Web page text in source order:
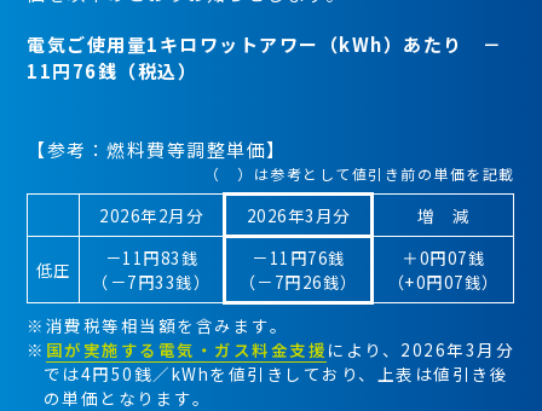
電気ご使用量1キロワットアワー（kWh）あたり －
11円76銭（税込）
【参考：燃料費等調整単価】
（ ）は参考として値引き前の単価を記載
2026年2月分 2026年3月分 増 減
低圧
－11円83銭
（－7円33銭）
－11円76銭
（－7円26銭）
＋0円07銭
（+0円07銭）
※消費税等相当額を含みます。
※ 国が実施する電気・ガス料金支援 により、2026年3月分
では4円50銭／kWhを値引きしており、上表は値引き後
の単価となります。